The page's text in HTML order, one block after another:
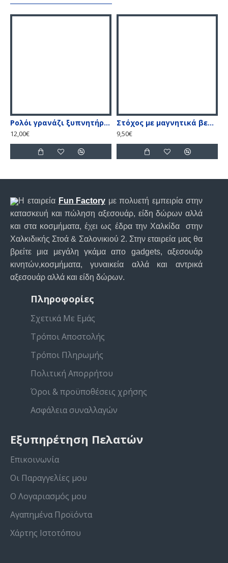
Ρολόι γρανάζι ξυπνητήρι επιτραπέζιο
12,00€
Στόχος με μαγνητικά βελάκια S
9,50€
Η εταιρεία Fun Factory με πολυετή εμπειρία στην
κατασκευή και πώληση αξεσουάρ, είδη δώρων αλλά
και στα κοσμήματα, έχει ως έδρα την Χαλκίδα στην
Χαλκιδικής Στοά & Σαλονικιού 2. Στην εταιρεία μας θα
βρείτε μια μεγάλη γκάμα απο gadgets, αξεσουάρ
κινητών,κοσμήματα, γυναικεία αλλά και αντρικά
αξεσουάρ αλλά και είδη δώρων.
Πληροφορίες
Σχετικά Με Εμάς
Τρόποι Αποστολής
Τρόποι Πληρωμής
Πολιτική Απορρήτου
Όροι & προϋποθέσεις χρήσης
Ασφάλεια συναλλαγών
Εξυπηρέτηση Πελατών
Επικοινωνία
Οι Παραγγελίες μου
Ο Λογαριασμός μου
Αγαπημένα Προϊόντα
Χάρτης Ιστοτόπου